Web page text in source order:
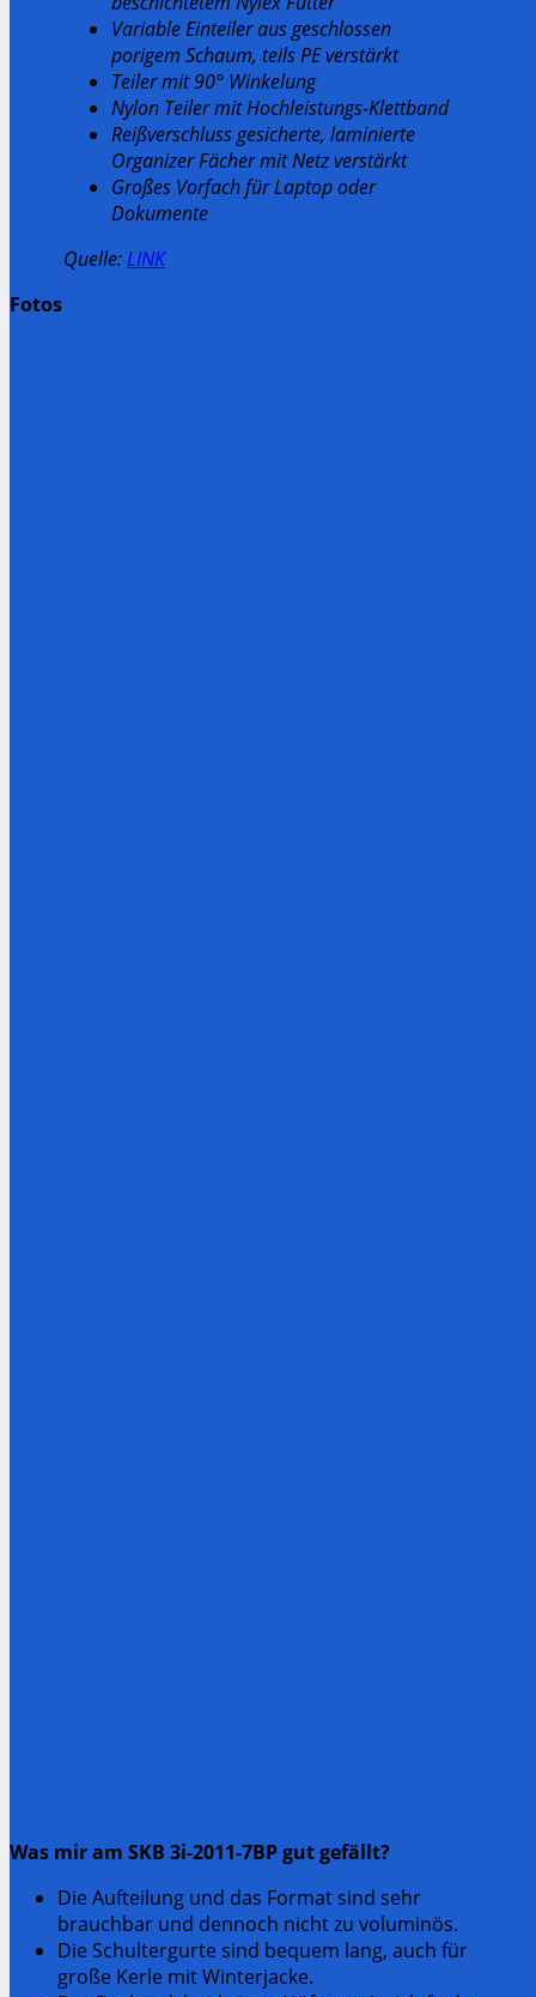
Variable Einteiler aus geschlossen
porigem Schaum, teils PE verstärkt
Teiler mit 90° Winkelung
Nylon Teiler mit Hochleistungs-Klettband
Reißverschluss gesicherte, laminierte
Organizer Fächer mit Netz verstärkt
Großes Vorfach für Laptop oder
Dokumente
Quelle: LINK
Fotos
Was mir am SKB 3i-2011-7BP gut gefällt?
Die Aufteilung und das Format sind sehr
brauchbar und dennoch nicht zu voluminös.
Die Schultergurte sind bequem lang, auch für
große Kerle mit Winterjacke.